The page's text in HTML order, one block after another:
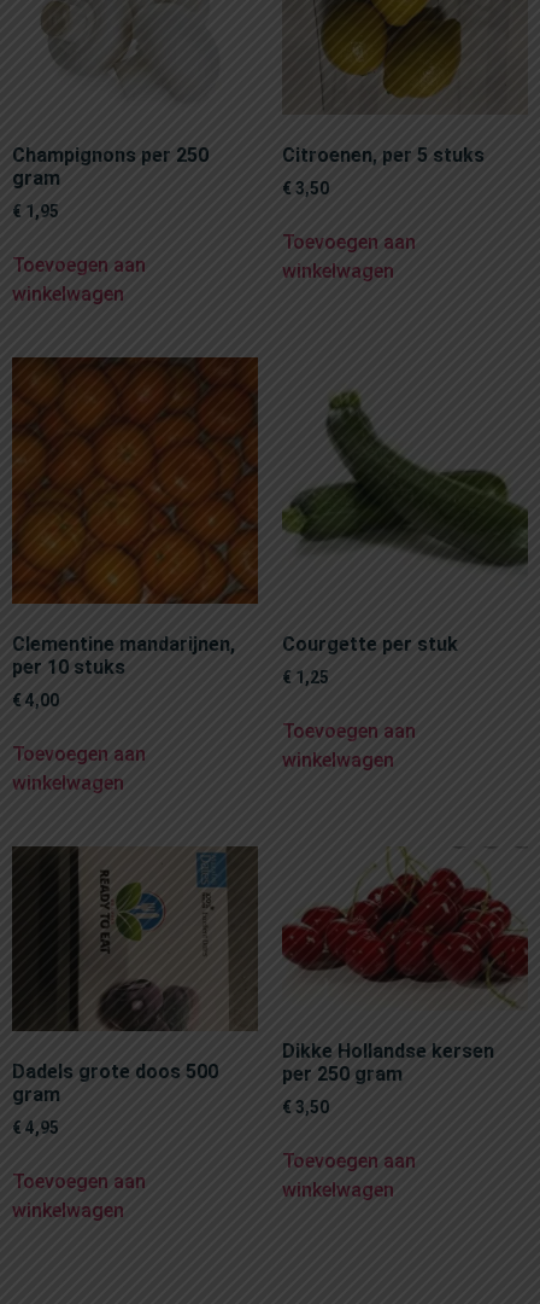
Champignons per 250
gram
€ 1,95
Toevoegen aan
winkelwagen
Citroenen, per 5 stuks
€ 3,50
Toevoegen aan
winkelwagen
Clementine mandarijnen,
per 10 stuks
€ 4,00
Toevoegen aan
winkelwagen
Courgette per stuk
€ 1,25
Toevoegen aan
winkelwagen
Dadels grote doos 500
gram
€ 4,95
Toevoegen aan
winkelwagen
Dikke Hollandse kersen
per 250 gram
€ 3,50
Toevoegen aan
winkelwagen